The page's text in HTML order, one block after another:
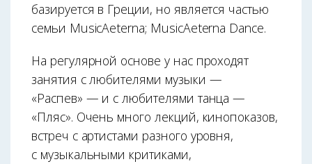
базируется в Греции, но является частью
семьи MusicAeterna; MusicAeterna Dance.
На регулярной основе у нас проходят
занятия с любителями музыки —
«Распев» — и с любителями танца —
«Пляс». Очень много лекций, кинопоказов,
встреч с артистами разного уровня,
с музыкальными критиками,